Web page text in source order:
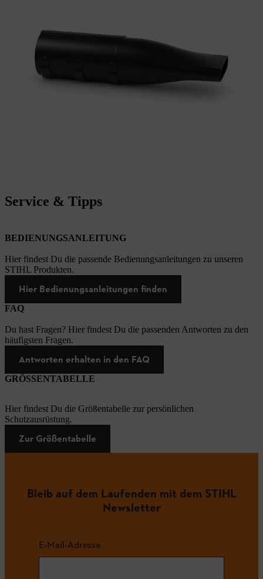
Service & Tipps
BEDIENUNGSANLEITUNG
Hier findest Du die passende Bedienungsanleitungen zu unseren
STIHL Produkten.
Hier Bedienungsanleitungen finden
FAQ
Du hast Fragen? Hier findest Du die passenden Antworten zu den
häufigsten Fragen.
Antworten erhalten in den FAQ
GRÖSSENTABELLE
Hier findest Du die Größentabelle zur persönlichen
Schutzausrüstung.
Zur Größentabelle
Bleib auf dem Laufenden mit dem STIHL
Newsletter
E-Mail-Adresse